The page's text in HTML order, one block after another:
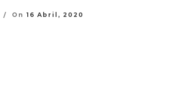
On 16 Abril, 2020